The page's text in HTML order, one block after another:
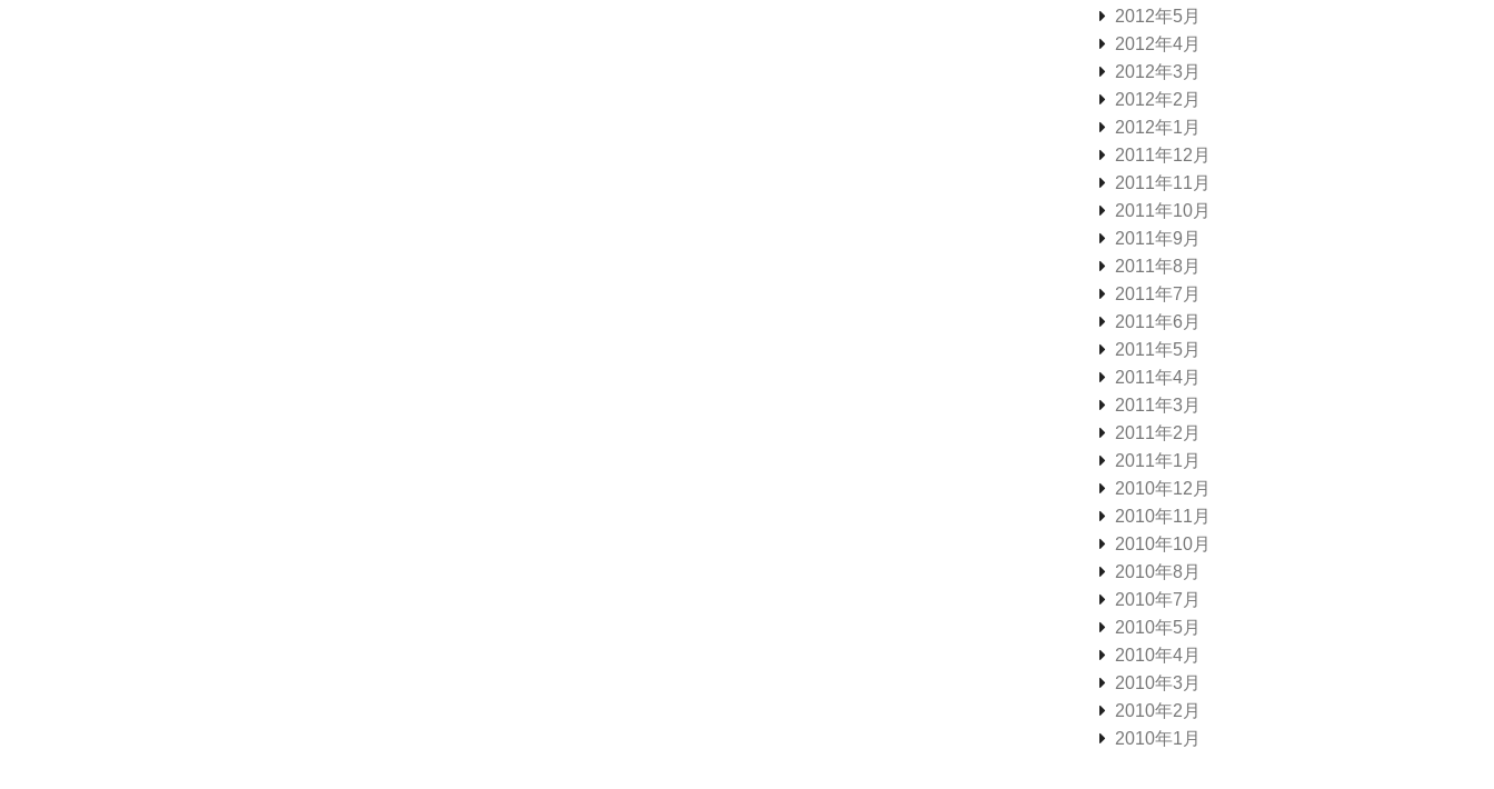
2012年5月
2012年4月
2012年3月
2012年2月
2012年1月
2011年12月
2011年11月
2011年10月
2011年9月
2011年8月
2011年7月
2011年6月
2011年5月
2011年4月
2011年3月
2011年2月
2011年1月
2010年12月
2010年11月
2010年10月
2010年8月
2010年7月
2010年5月
2010年4月
2010年3月
2010年2月
2010年1月